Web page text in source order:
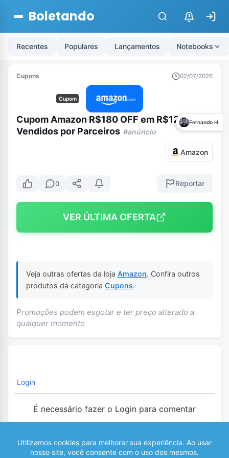
Boletando $
Recentes Populares Lançamentos Notebooks
Cupons 02/07/2026
Cupom
Fernando H.
Cupom Amazon R$180 OFF em R$1299 em
Vendidos por Parceiros #anúncio
Amazon
0 Reportar
VER ÚLTIMA OFERTA
Veja outras ofertas da loja Amazon. Confira outros
produtos da categoria Cupons.
Promoções podem esgotar e ter preço alterado a
qualquer momento
Login
É necessário fazer o Login para comentar
0 COMENTÁRIOS